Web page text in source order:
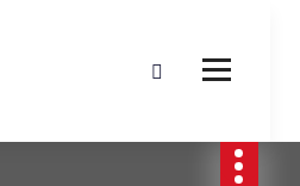
herramientas